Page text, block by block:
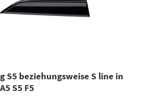
S5 beziehungsweise S line in
S5 F5